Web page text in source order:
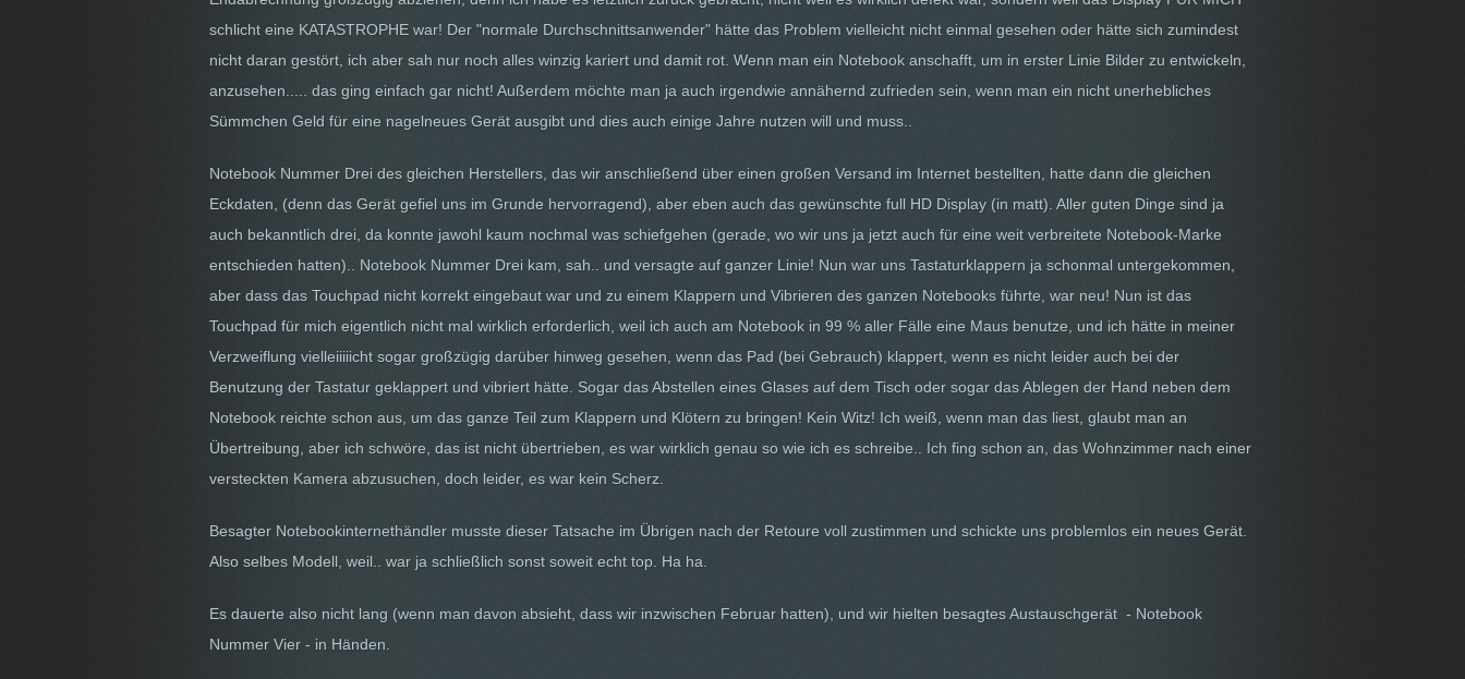
schlicht eine KATASTROPHE war! Der "normale Durchschnittsanwender" hätte das Problem vielleicht nicht einmal gesehen oder hätte sich zumindest
nicht daran gestört, ich aber sah nur noch alles winzig kariert und damit rot. Wenn man ein Notebook anschafft, um in erster Linie Bilder zu entwickeln,
anzusehen..... das ging einfach gar nicht! Außerdem möchte man ja auch irgendwie annähernd zufrieden sein, wenn man ein nicht unerhebliches
Sümmchen Geld für eine nagelneues Gerät ausgibt und dies auch einige Jahre nutzen will und muss..
Notebook Nummer Drei des gleichen Herstellers, das wir anschließend über einen großen Versand im Internet bestellten, hatte dann die gleichen
Eckdaten, (denn das Gerät gefiel uns im Grunde hervorragend), aber eben auch das gewünschte full HD Display (in matt). Aller guten Dinge sind ja
auch bekanntlich drei, da konnte jawohl kaum nochmal was schiefgehen (gerade, wo wir uns ja jetzt auch für eine weit verbreitete Notebook-Marke
entschieden hatten).. Notebook Nummer Drei kam, sah.. und versagte auf ganzer Linie! Nun war uns Tastaturklappern ja schonmal untergekommen,
aber dass das Touchpad nicht korrekt eingebaut war und zu einem Klappern und Vibrieren des ganzen Notebooks führte, war neu! Nun ist das
Touchpad für mich eigentlich nicht mal wirklich erforderlich, weil ich auch am Notebook in 99 % aller Fälle eine Maus benutze, und ich hätte in meiner
Verzweiflung vielleiiiiicht sogar großzügig darüber hinweg gesehen, wenn das Pad (bei Gebrauch) klappert, wenn es nicht leider auch bei der
Benutzung der Tastatur geklappert und vibriert hätte. Sogar das Abstellen eines Glases auf dem Tisch oder sogar das Ablegen der Hand neben dem
Notebook reichte schon aus, um das ganze Teil zum Klappern und Klötern zu bringen! Kein Witz! Ich weiß, wenn man das liest, glaubt man an
Übertreibung, aber ich schwöre, das ist nicht übertrieben, es war wirklich genau so wie ich es schreibe.. Ich fing schon an, das Wohnzimmer nach einer
versteckten Kamera abzusuchen, doch leider, es war kein Scherz.
Besagter Notebookinternethändler musste dieser Tatsache im Übrigen nach der Retoure voll zustimmen und schickte uns problemlos ein neues Gerät.
Also selbes Modell, weil.. war ja schließlich sonst soweit echt top. Ha ha.
Es dauerte also nicht lang (wenn man davon absieht, dass wir inzwischen Februar hatten), und wir hielten besagtes Austauschgerät - Notebook
Nummer Vier - in Händen.